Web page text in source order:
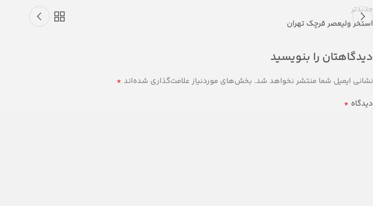
جدیدتر
استخر ولیعصر قرچک تهران
دیدگاهتان را بنویسید
نشانی ایمیل شما منتشر نخواهد شد. بخش‌های موردنیاز علامت‌گذاری شده‌اند *
دیدگاه *